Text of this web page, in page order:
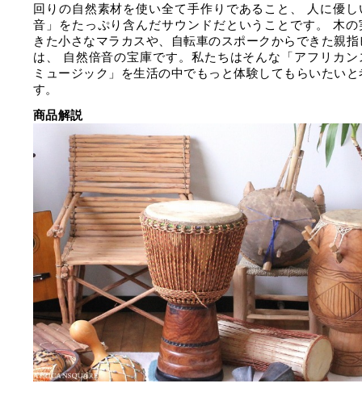
回りの自然素材を使い全て手作りであること、 人に優し
音」をたっぷり含んだサウンドだということです。 木の
きた小さなマラカスや、自転車のスポークからできた親
は、 自然倍音の宝庫です。私たちはそんな「アフリカン
ミュージック」を生活の中でもっと体験してもらいたい
す。
商品解説